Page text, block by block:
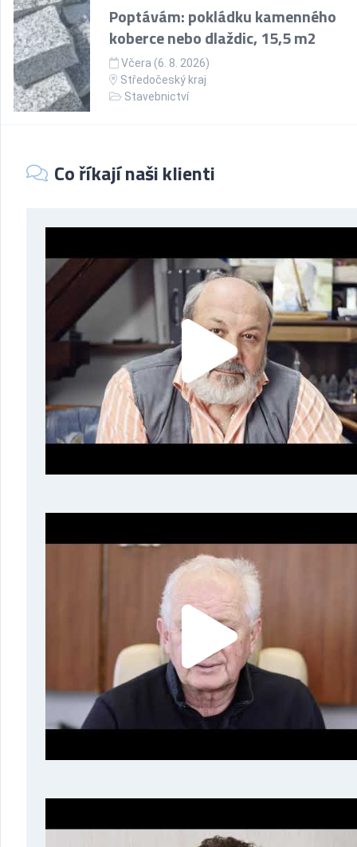
Poptávám: pokládku kamenného
koberce nebo dlaždic, 15,5 m2
Včera (6. 8. 2026)
Středočeský kraj
Stavebnictví
Co říkají naši klienti